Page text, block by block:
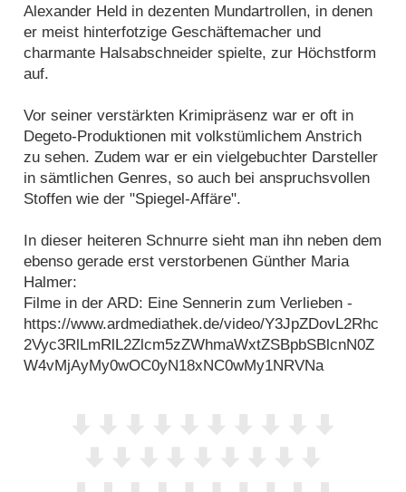
Alexander Held in dezenten Mundartrollen, in denen
er meist hinterfotzige Geschäftemacher und
charmante Halsabschneider spielte, zur Höchstform
auf.
Vor seiner verstärkten Krimipräsenz war er oft in
Degeto-Produktionen mit volkstümlichem Anstrich
zu sehen. Zudem war er ein vielgebuchter Darsteller
in sämtlichen Genres, so auch bei anspruchsvollen
Stoffen wie der "Spiegel-Affäre".
In dieser heiteren Schnurre sieht man ihn neben dem
ebenso gerade erst verstorbenen Günther Maria
Halmer:
Filme in der ARD: Eine Sennerin zum Verlieben -
https://www.ardmediathek.de/video/Y3JpZDovL2Rhc
2Vyc3RlLmRlL2Zlcm5zZWhmaWxtZSBpbSBlcnN0Z
W4vMjAyMy0wOC0yN18xNC0wMy1NRVNa